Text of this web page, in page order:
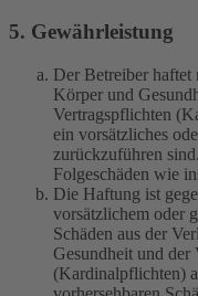
5. Gewährleistung
Der Betreiber haftet
Körper und
Vertragspflichten
ein vorsätzliches
zurückzuführen
Folgeschäden wie
Die Haftung ist
vorsätzlichem oder
Schäden aus der
Gesundheit und der
(Kardinalpflichten)